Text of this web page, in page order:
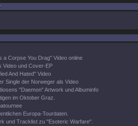
a Corpse You Drag" Video online
Video und Cover-EP
And Hated" Video
Single der Norweger als Video
"Daemon" Artwork und Albuminfo
im Oktober Graz.
Europa-Tourdaten.
und Tracklist zu "Esoteric Warfare".